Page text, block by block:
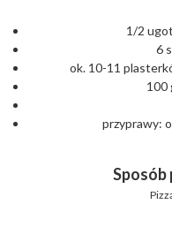
1/2
6
ok. 10-11
100
przyprawy: